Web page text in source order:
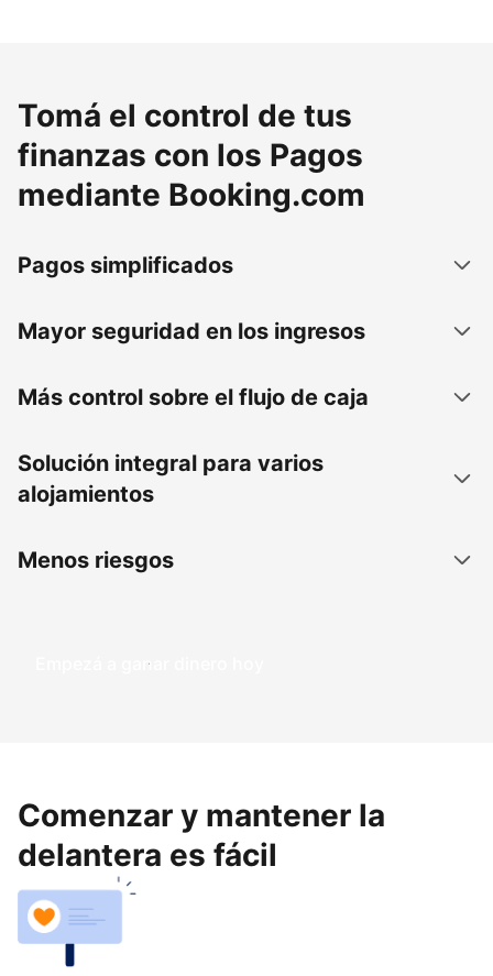
Tomá el control de tus
finanzas con los Pagos
mediante Booking.com
Pagos simplificados
Mayor seguridad en los ingresos
Más control sobre el flujo de caja
Solución integral para varios
alojamientos
Menos riesgos
Empezá a ganar dinero hoy
Comenzar y mantener la
delantera es fácil